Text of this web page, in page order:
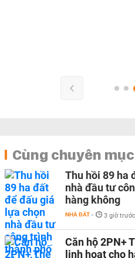
Cùng chuyên mục
Thu hồi 89 ha
nhà đầu tư
hàng không
NHÀ ĐẤT - 3 giờ trước
Căn hộ 2PN+
linh hoạt cho